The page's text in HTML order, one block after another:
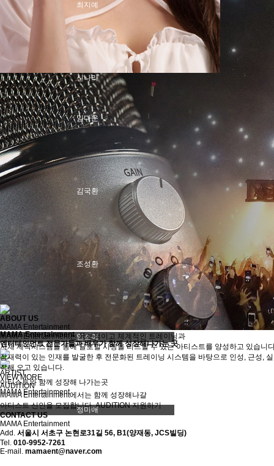
MAMA Entertainment
엔터테인먼트 전문가들과 배우가 함께 성장해나가는 곳
ARTIST
아티스트와 함께 성장해 나가는곳
MAMA Entertainment
정미애
안소미
조성환
김국환
임다운
안재모
신나라
최지예
ABOUT US
MAMA Entertainment
MAMA Entertainment는 독보적이고 체계적인 트레이닝과
자체 제작시스템을 통해 글로벌 시장을 리드할 수 있는 아티스트를 양성하고 있습니
잠재력이 있는 인재를 발굴한 후 전문화된 트레이닝 시스템을 바탕으로 인성, 근성,
작해 오고 있습니다.
VIEW MORE
AUDITION
MAMA Entertainment에서는 함께 성장해나갈
아티스트 신인을 모집합니다.AUDITION 지원하기
CONTACT US
MAMA Entertainment
Add. 서울시 서초구 논현로31길 56, B1(양재동, JCS빌딩)
Tel. 010-9952-7261
E-mail. mamaent@naver.com